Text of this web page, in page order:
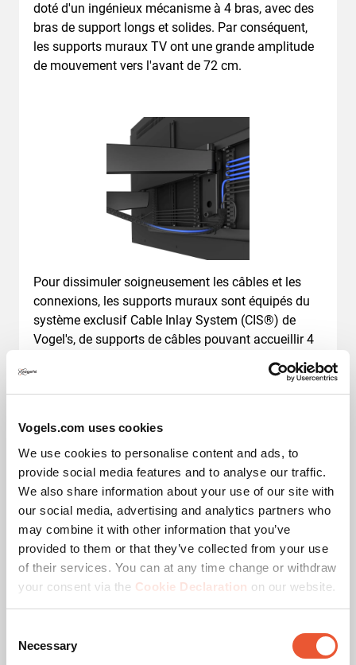
Vogels.com uses cookies
We use cookies to personalise content and ads, to
provide social media features and to analyse our traffic.
We also share information about your use of our site with
our social media, advertising and analytics partners who
may combine it with other information that you’ve
provided to them or that they’ve collected from your use
of their services. You can at any time change or withdraw
your consent via the Cookie Declaration on our website.
Selection
Necessary
doté d'un ingénieux mécanisme à 4 bras, avec des
bras de support longs et solides. Par conséquent,
les supports muraux TV ont une grande amplitude
de mouvement vers l'avant de 72 cm.
Pour dissimuler soigneusement les câbles et les
connexions, les supports muraux sont équipés du
système exclusif Cable Inlay System (CIS®) de
Vogel's, de supports de câbles pouvant accueillir 4
mètres de câble et d’une plaque de recouvrement.
Le système de protection (électronique) de l’écran
(Electronic) Screen Protection System - (E)SPS®)
de Vogel's empêche votre téléviseur grand format